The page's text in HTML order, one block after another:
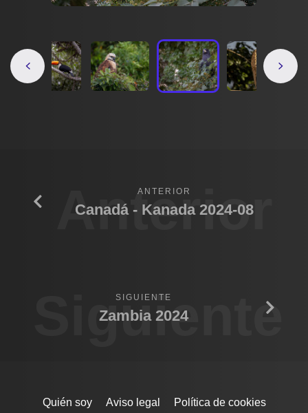
Anterior
ANTERIOR
Canadá - Kanada 2024-08
Siguiente
SIGUIENTE
Zambia 2024
Quién soy Aviso legal Política de cookies